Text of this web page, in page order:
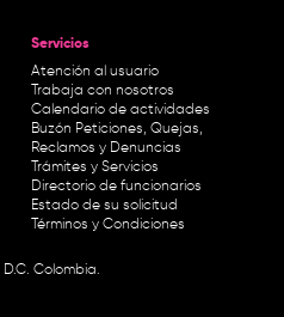
Servicios
Atención al usuario
Trabaja con nosotros
Calendario de actividades
Buzón Peticiones, Quejas,
Reclamos y Denuncias
Trámites y Servicios
Directorio de funcionarios
Estado de su solicitud
Términos y Condiciones
Colombia.